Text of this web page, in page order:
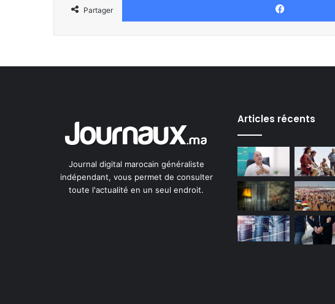
Partager
Journal digital marocain généraliste
indépendant, vous permet de consulter
toute l'actualité en un seul endroit.
Articles récents